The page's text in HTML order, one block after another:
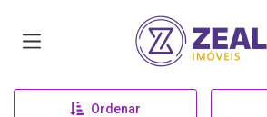
Página inicial
Ordenar